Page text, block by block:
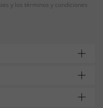
y los términos y condiciones